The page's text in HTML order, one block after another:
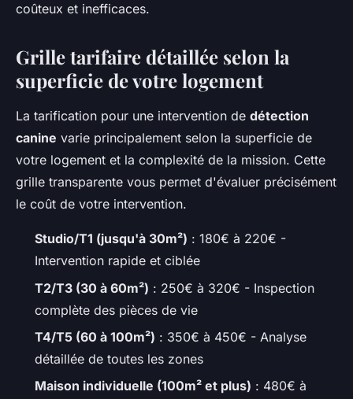
coûteux et inefficaces.
Grille tarifaire détaillée selon la
superficie de votre logement
La tarification pour une intervention de détection
canine varie principalement selon la superficie de
votre logement et la complexité de la mission. Cette
grille transparente vous permet d'évaluer précisément
le coût de votre intervention.
Studio/T1 (jusqu'à 30m²) : 180€ à 220€ -
Intervention rapide et ciblée
T2/T3 (30 à 60m²) : 250€ à 320€ - Inspection
complète des pièces de vie
T4/T5 (60 à 100m²) : 350€ à 450€ - Analyse
détaillée de toutes les zones
Maison individuelle (100m² et plus) : 480€ à